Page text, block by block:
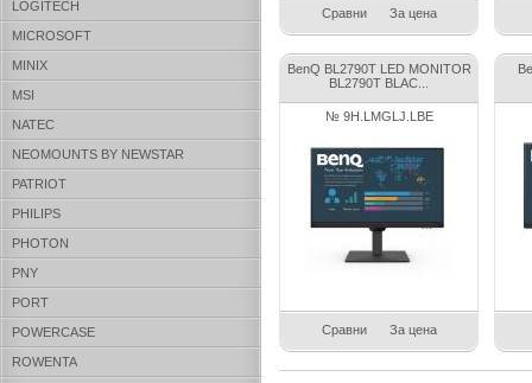
LOGITECH
MICROSOFT
MINIX
MSI
NATEC
NEOMOUNTS BY NEWSTAR
PATRIOT
PHILIPS
PHOTON
PNY
PORT
POWERCASE
ROWENTA
Сравни За цена
BenQ BL2790T LED MONITOR
BL2790T BLAC...
№ 9H.LMGLJ.LBE
Сравни За цена